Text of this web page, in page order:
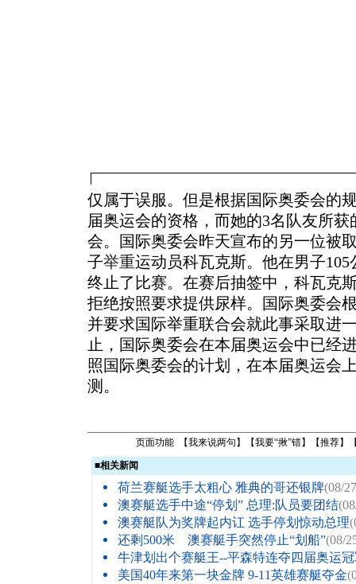
仅属于误服。但是根据国际奥委会的
届奥运会的资格，而她的3名队友所
会。国际奥委会昨天宣布的另一位被
子举重运动员科瓦克斯。他在男子
终止了比赛。在赛后抽签中，科瓦克
拒绝按照要求提供尿样。国际奥委会
并要求国际举重联合会就此事采取进
止，国际奥委会在本届奥运会中已经
照国际奥委会的计划，在本届奥运会
测。
页面功能 【我来说两句 】【我要“揪”错】【推荐】
■相关新闻
荷兰赛艇选手太粗心 雅典的哥还银牌(08/
澳赛艇选手中途“停划” 总理:队员要团结
澳赛艇队为奖牌起内讧 选手停划惊动总理
还剩500米 澳赛艇手突然停止“划船”(08/
牛津划出个赛艇王--平森特连夺四届奥运
美国40年来第一块金牌 9-11英雄赛艇夺金